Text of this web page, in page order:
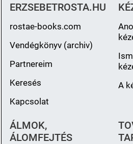
ERZSEBETROSTA.HU
rostae-books.com
Vendégkönyv (archiv)
Partnereim
Keresés
Kapcsolat
A
ÁLMOK,
ÁLOMFEJTÉS